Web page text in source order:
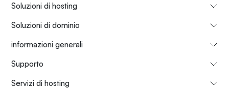
Soluzioni di hosting
Soluzioni di dominio
informazioni generali
Supporto
Servizi di hosting